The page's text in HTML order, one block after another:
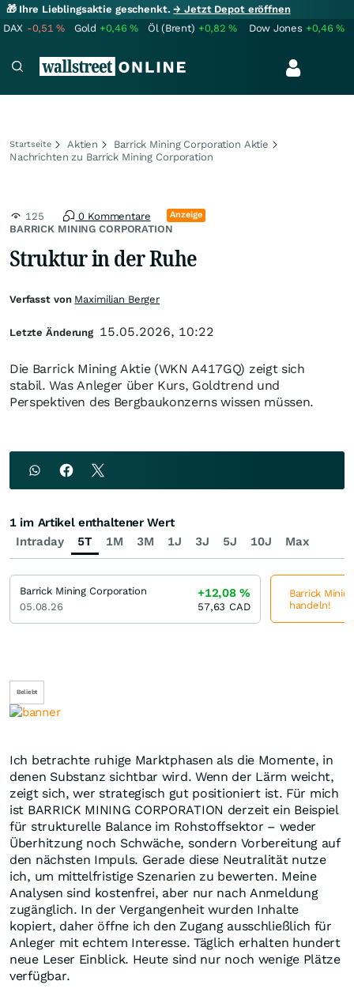
🎁 Ihre Lieblingsaktie geschenkt.→ Jetzt Depot eröffnen
DAX -0,51% Gold +0,46% Öl (Brent) +0,82% Dow Jones +0,46%
Startseite Aktien
Barrick Mining Corporation Aktie
Nachrichten zu Barrick Mining Corporation
BARRICK MINING CORPORATION
125 0 Kommentare Anzeige
Struktur in der Ruhe
Die Barrick Mining Aktie (WKN A417GQ) zeigt sich
stabil. Was Anleger über Kurs, Goldtrend und
Perspektiven des Bergbaukonzerns wissen müssen.
Beliebt
Ich betrachte ruhige Marktphasen als die Momente, in
denen Substanz sichtbar wird. Wenn der Lärm weicht,
zeigt sich, wer strategisch gut positioniert ist. Für mich
ist BARRICK MINING CORPORATION derzeit ein Beispiel
für strukturelle Balance im Rohstoffsektor – weder
Überhitzung noch Schwäche, sondern Vorbereitung auf
den nächsten Impuls. Gerade diese Neutralität nutze
ich, um mittelfristige Szenarien zu bewerten. Meine
Analysen sind kostenfrei, aber nur nach Anmeldung
zugänglich. In der Vergangenheit wurden Inhalte
kopiert, daher öffne ich den Zugang ausschließlich für
Anleger mit echtem Interesse. Täglich erhalten hundert
neue Leser Einblick. Heute sind nur noch wenige Plätze
verfügbar.
Verfasst von Maximilian Berger
Letzte Änderung 15.05.2026, 10:22
Intraday 5T 1M 3M 1J 3J 5J 10J Max
1 im Artikel enthaltener Wert
Barrick Mining Corporation
05.08.26
+12,08%
57,63 CAD
Barrick
handeln!